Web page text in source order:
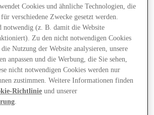
Cookies und ähnliche Technologien, die
verschiedene Zwecke gesetzt werden.
notwendig (z. B. damit die Website
Zu den nicht notwendigen Cookies
Nutzung der Website analysieren, unsere
anpassen und die Werbung, die Sie sehen,
nicht notwendigen Cookies werden nur
zustimmen. Weitere Informationen finden
Richtlinie und unserer
.